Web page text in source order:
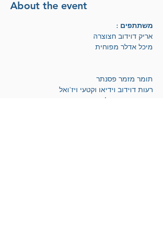
About the event
משתתפים :
אריק דוידוב חצוצרה
מיכל אדלר מפוחית
תומר מזמר פסנתר
רעות דוידוב וידיאו וקטעי ויז'ואל
טופז סשקיס צילום חי